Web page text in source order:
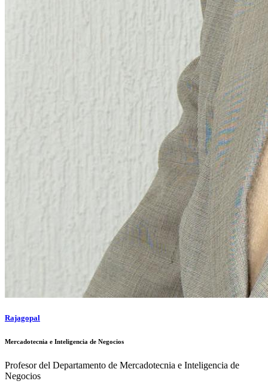
Rajagopal
Mercadotecnia e Inteligencia de Negocios
Profesor del Departamento de Mercadotecnia e Inteligencia de
Negocios